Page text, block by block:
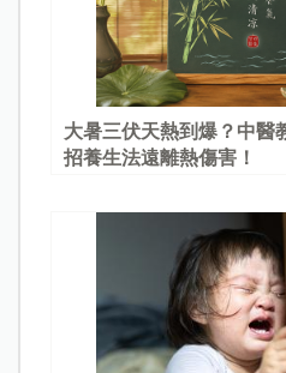
大暑三伏天熱到爆？中醫
招養生法遠離熱傷害！